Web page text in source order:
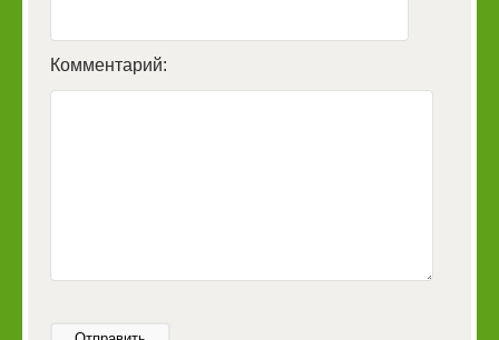
Комментарий: